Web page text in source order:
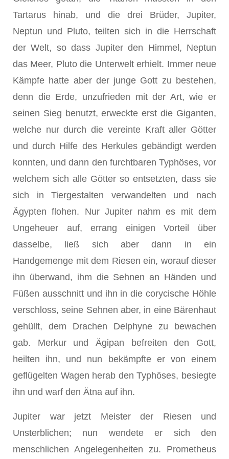
Tartarus hinab, und die drei Brüder, Jupiter,
Neptun und Pluto, teilten sich in die Herrschaft
der Welt, so dass Jupiter den Himmel, Neptun
das Meer, Pluto die Unterwelt erhielt. Immer neue
Kämpfe hatte aber der junge Gott zu bestehen,
denn die Erde, unzufrieden mit der Art, wie er
seinen Sieg benutzt, erweckte erst die Giganten,
welche nur durch die vereinte Kraft aller Götter
und durch Hilfe des Herkules gebändigt werden
konnten, und dann den furchtbaren Typhöses, vor
welchem sich alle Götter so entsetzten, dass sie
sich in Tiergestalten verwandelten und nach
Ägypten flohen. Nur Jupiter nahm es mit dem
Ungeheuer auf, errang einigen Vorteil über
dasselbe, ließ sich aber dann in ein
Handgemenge mit dem Riesen ein, worauf dieser
ihn überwand, ihm die Sehnen an Händen und
Füßen ausschnitt und ihn in die corycische Höhle
verschloss, seine Sehnen aber, in eine Bärenhaut
gehüllt, dem Drachen Delphyne zu bewachen
gab. Merkur und Ägipan befreiten den Gott,
heilten ihn, und nun bekämpfte er von einem
geflügelten Wagen herab den Typhöses, besiegte
ihn und warf den Ätna auf ihn.
Jupiter war jetzt Meister der Riesen und
Unsterblichen; nun wendete er sich den
menschlichen Angelegenheiten zu. Prometheus